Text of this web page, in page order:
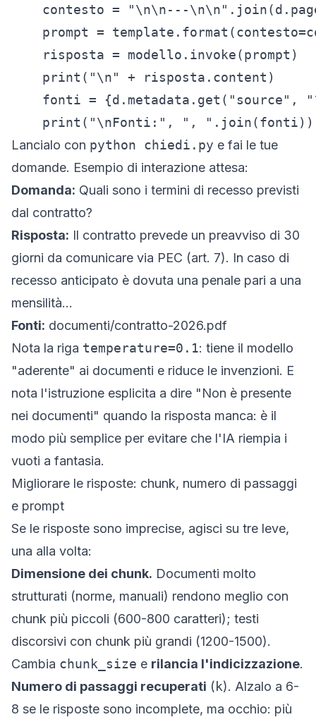
contesto = "\n\n---
prompt =
    risposta = modello.invoke(prompt)
    print("\n" + risposta.content)
fonti = {d.metadata.get("source",
    print("\nFonti:", ", ".join(fonti))
Lancialo con python chiedi.py e fai le tue
domande. Esempio di interazione attesa:
Domanda: Quali sono i termini di recesso previsti
dal contratto?
Risposta: Il contratto prevede un preavviso di 30
giorni da comunicare via PEC (art. 7). In caso di
recesso anticipato è dovuta una penale pari a una
mensilità...
Fonti: documenti/contratto-2026.pdf
Nota la riga temperature=0.1: tiene il modello
"aderente" ai documenti e riduce le invenzioni. E
nota l'istruzione esplicita a dire "Non è presente
nei documenti" quando la risposta manca: è il
modo più semplice per evitare che l'IA riempia i
vuoti a fantasia.
Migliorare le risposte: chunk, numero di passaggi
e prompt
Se le risposte sono imprecise, agisci su tre leve,
una alla volta:
Dimensione dei chunk. Documenti molto
strutturati (norme, manuali) rendono meglio con
chunk più piccoli (600-800 caratteri); testi
discorsivi con chunk più grandi (1200-1500).
Cambia chunk_size e rilancia l'indicizzazione.
Numero di passaggi recuperati (k). Alzalo a 6-
8 se le risposte sono incomplete, ma occhio: più